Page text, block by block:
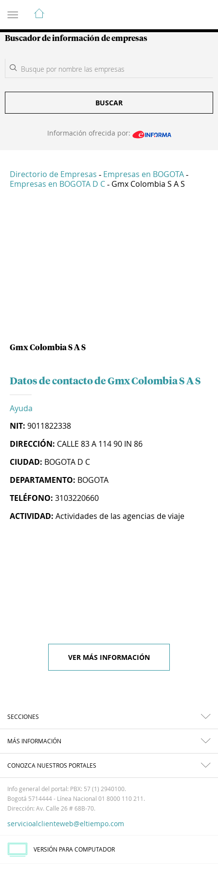
Guía de Empresas Colombianas
Buscador de información de empresas
BUSCAR
Información ofrecida por:
Directorio de Empresas - Empresas en BOGOTA -
Empresas en BOGOTA D C - Gmx Colombia S A S
Gmx Colombia S A S
Datos de contacto de Gmx Colombia S A S
Ayuda
NIT: 9011822338
DIRECCIÓN: CALLE 83 A 114 90 IN 86
CIUDAD: BOGOTA D C
DEPARTAMENTO: BOGOTA
TELÉFONO: 3103220660
ACTIVIDAD: Actividades de las agencias de viaje
VER MÁS INFORMACIÓN
SECCIONES
MÁS INFORMACIÓN
CONOZCA NUESTROS PORTALES
Info general del portal: PBX: 57 (1) 2940100.
Bogotá 5714444 - Línea Nacional 01 8000 110 211.
Dirección: Av. Calle 26 # 68B-70.
servicioalclienteweb@eltiempo.com
VERSIÓN PARA COMPUTADOR